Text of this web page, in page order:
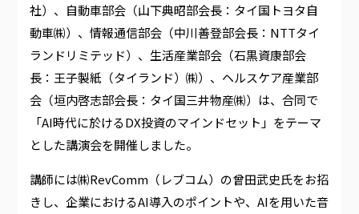
社）、自動車部会（山下典昭部会長：タイ国トヨタ自
動車㈱）、情報通信部会（中川善登部会長：NTTタイ
ランドリミテッド）、生活産業部会（石黒資康部会
長：王子製紙（タイランド）㈱）、ヘルスケア産業部
会（垣内啓志部会長：タイ国三井物産㈱）は、合同で
「AI時代に於けるDX投資のマインドセット」をテーマ
とした講演会を開催しました。
講師には㈱RevComm（レブコム）の曾田武史氏をお招
きし、企業におけるAI導入のポイントや、AIを用いた音